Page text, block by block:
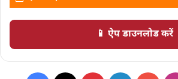
📱 ऐप डाउनलोड करें